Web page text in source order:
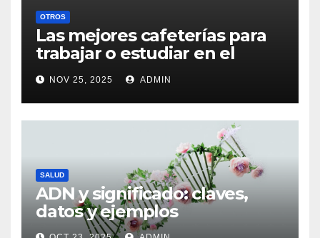
OTROS
Las mejores cafeterías para
trabajar o estudiar en el
centro de Vigo
NOV 25, 2025 ADMIN
SALUD
ADN y significado: claves,
datos y ejemplos